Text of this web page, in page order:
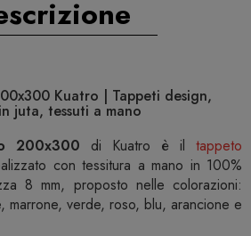
Kuatro | Tappeti design,
juta, tessuti a mano
200x300 di Kuatro è il tappeto
con tessitura a mano in 100%
8 mm, proposto nelle colorazioni:
marrone, verde, roso, blu, arancione e